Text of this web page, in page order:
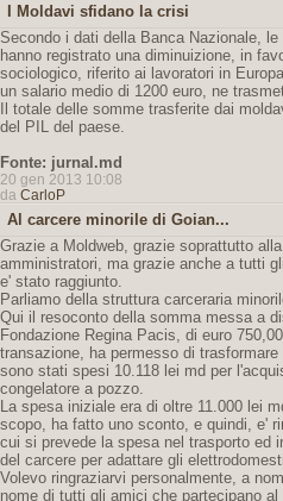
I Moldavi sfidano la crisi
Secondo i dati della Banca Nazionale,
hanno registrato una diminuizione, in
sociologico, riferito ai lavoratori in
un salario medio di 1200 euro, ne
Il totale delle somme trasferite dai
del PIL del paese.
Fonte: jurnal.md
20 gen 2013 10:08
da CarloP
Al carcere minorile di Goian...
Grazie a Moldweb, grazie soprattutto
amministratori, ma grazie anche a tutti
e' stato raggiunto.
Parliamo della struttura carceraria
Qui il resoconto della somma messa a
Fondazione Regina Pacis, di euro
transazione, ha permesso di
sono stati spesi 10.118 lei md per
congelatore a pozzo.
La spesa iniziale era di oltre 11.000 lei
scopo, ha fatto uno sconto, e quindi, e'
cui si prevede la spesa nel trasporto ed
del carcere per adattare gli
Volevo ringraziarvi personalmente, a
nome di tutti gli amici che partecipano